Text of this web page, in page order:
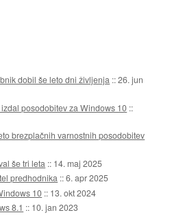
dobil še leto dni življenja ::26. jun
posodobitev za Windows 10 ::
brezplačnih varnostnih posodobitev
še tri leta :: 14. maj 2025
predhodnika ::6. apr 2025
10 :: 13. okt 2024
8.1 :: 10. jan 2023